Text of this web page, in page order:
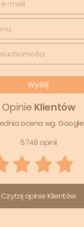
Opinie Klientów
ocena wg. Google
5748 opinii
Czytaj opinie Klientów